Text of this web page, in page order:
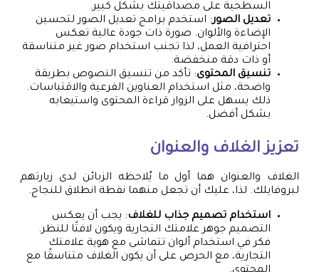
السطحية على مصداقيتك بشكل كبير.
تعديل الصور: استخدم برامج تعديل الصور لتحسين
الإضاءة والألوان. صورة ذات جودة عالية تعكس
احترافية العمل، لذا تجنب استخدام صور غير متناسقة
أو ذات دقة منخفضة.
تنسيق المحتوى: تأكد من تنسيق النصوص بطريقة
واضحة، مثل استخدام العناوين الفرعية والاقتباسات.
ذلك يسهل على الزوار قراءة المحتوى واستيعابه
بشكل أفضل.
تعزيز الغلاف والعنوان
الغلاف والعنوان هما أول ما يُلاحظه الزبائن لدى زيارتهم
لبروفايلك. لذا، عليك أن تجعل منهما نقطة انطلاق للنجاح.
استخدام تصميم جذاب للغلاف: يجب أن يعكس
التصميم جوهر علامتك التجارية ويكون لافتًا للنظر.
فكر في استخدام ألوان تتماشى مع هوية علامتك
التجارية، مع الحرص على أن يكون الغلاف متناسقًا مع